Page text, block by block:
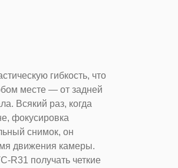
гибкость, что
месте — от задней
Всякий раз, когда
фокусировка
снимок, он
движения камеры.
R31 получать четкие